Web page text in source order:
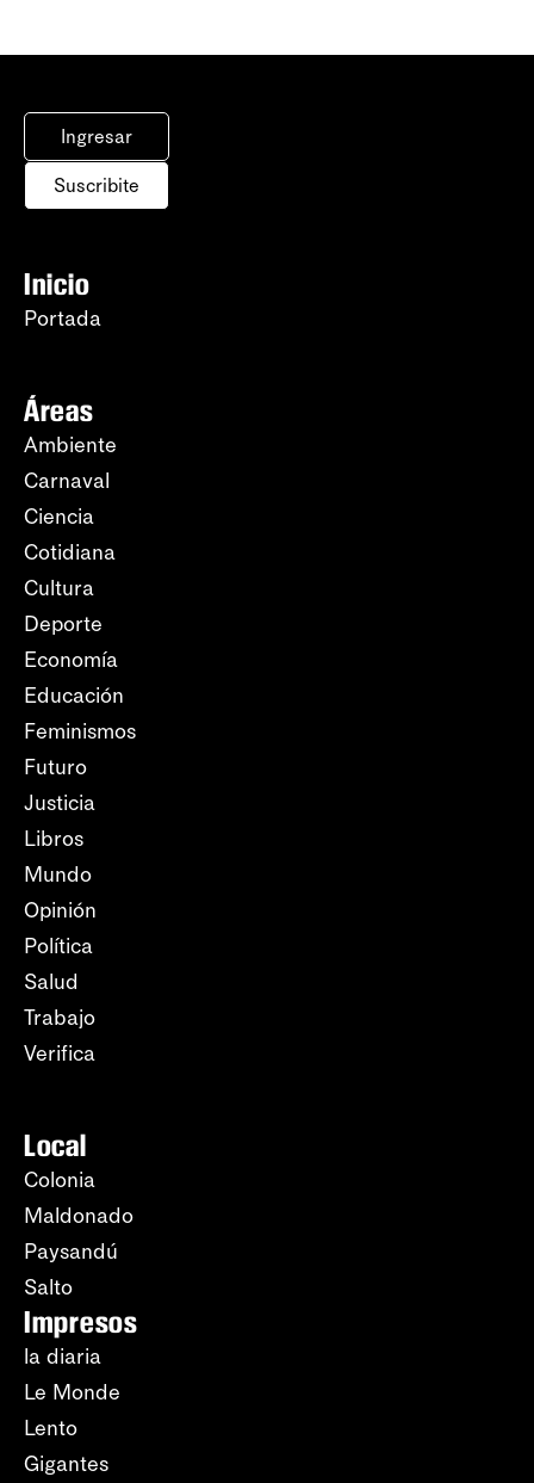
Ingresar
Suscribite
Inicio
Portada
Áreas
Ambiente
Carnaval
Ciencia
Cotidiana
Cultura
Deporte
Economía
Educación
Feminismos
Futuro
Justicia
Libros
Mundo
Opinión
Política
Salud
Trabajo
Verifica
Local
Colonia
Maldonado
Paysandú
Salto
Impresos
la diaria
Le Monde
Lento
Gigantes